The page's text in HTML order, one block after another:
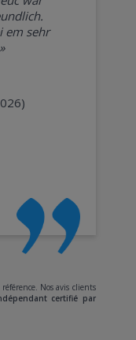
em sehr
»
Nos avis clients
certifié par